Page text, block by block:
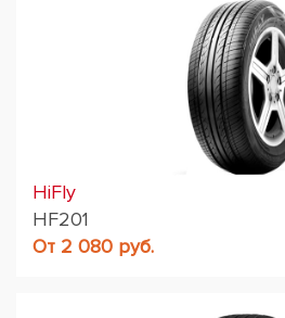
HiFly
HF201
От 2 080 руб.